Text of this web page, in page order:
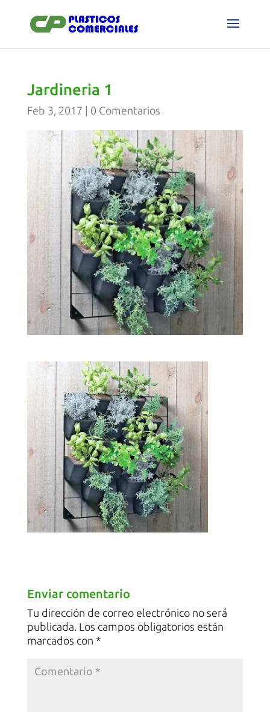
Jardineria 1
Feb 3, 2017 0 Comentarios
Enviar comentario
Tu dirección de correo electrónico no será
publicada. Los campos obligatorios están
marcados con *